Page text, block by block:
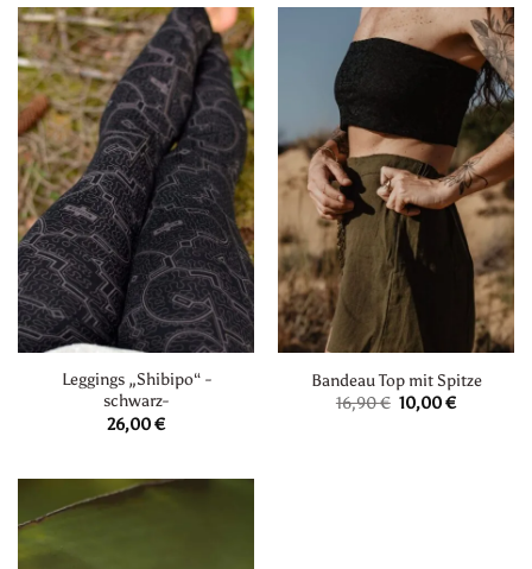
Leggings „Shibipo“ -
schwarz-
26,00€
Bandeau Top mit Spitze
16,90€ Ursprünglicher
Preis
10,00€Aktueller